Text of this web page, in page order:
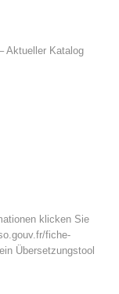
Aktueller Katalog
klicken Sie
fiche-
Übersetzungstool